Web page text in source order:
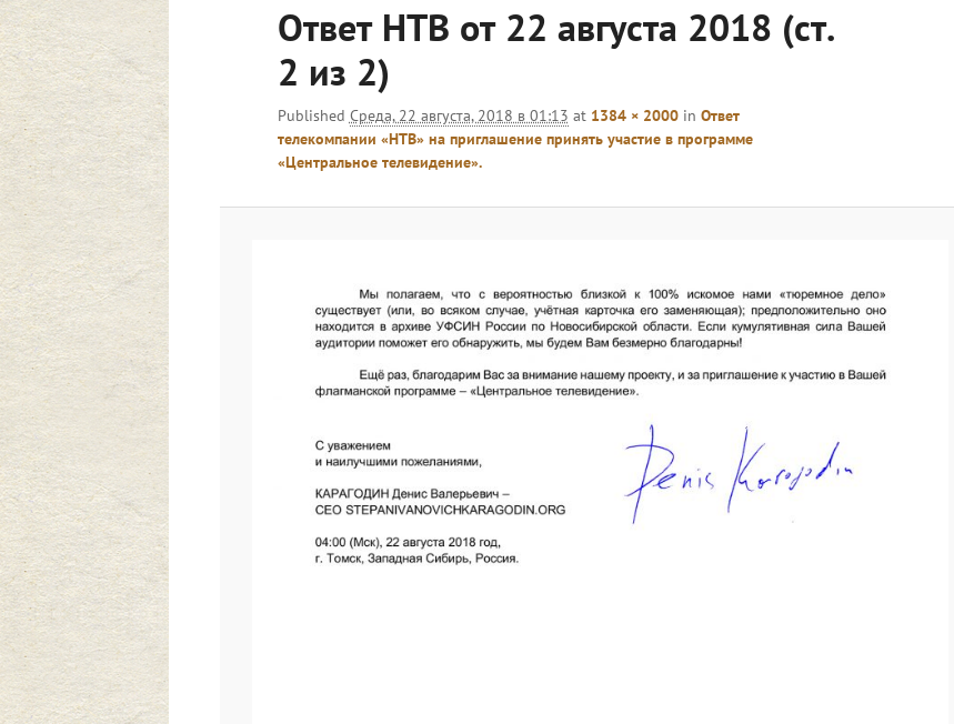
Ответ НТВ от 22 августа 2018 (ст.
2 из 2)
Published Среда, 22 августа, 2018 в 01:13 at 1384 × 2000in Ответ
телекомпании «НТВ» на приглашение принять участие в программе
«Центральное телевидение».